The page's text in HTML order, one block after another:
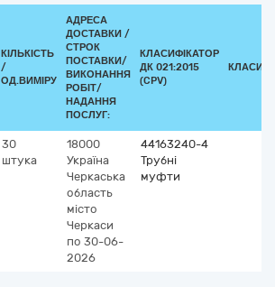
КІЛЬКІСТЬ
/
ОД.ВИМІРУ
АДРЕСА
ДОСТАВКИ /
СТРОК
ПОСТАВКИ/
ВИКОНАННЯ
РОБІТ/
НАДАННЯ
ПОСЛУГ:
КЛАСИФІКАТОР
ДК 021:2015
(CPV)
30
штука
18000
Україна
Черкаська
область
місто
Черкаси
по 30-06-
2026
44163240-4
Трубні
муфти